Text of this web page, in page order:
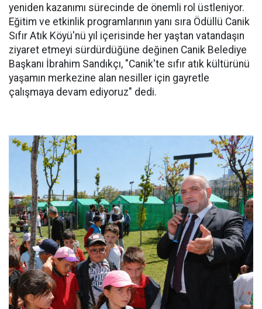
yeniden kazanımı sürecinde de önemli rol üstleniyor.
Eğitim ve etkinlik programlarının yanı sıra Ödüllü Canik
Sıfır Atık Köyü'nü yıl içerisinde her yaştan vatandaşın
ziyaret etmeyi sürdürdüğüne değinen Canik Belediye
Başkanı İbrahim Sandıkçı, "Canik'te sıfır atık kültürünü
yaşamın merkezine alan nesiller için gayretle
çalışmaya devam ediyoruz" dedi.